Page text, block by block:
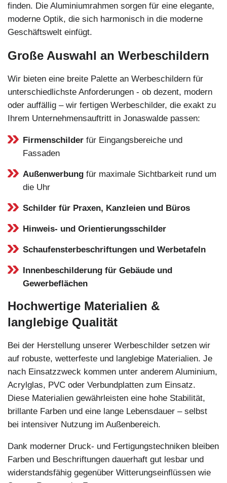
finden. Die Aluminiumrahmen sorgen für eine elegante,
moderne Optik, die sich harmonisch in die moderne
Geschäftswelt einfügt.
Große Auswahl an Werbeschildern
Wir bieten eine breite Palette an Werbeschildern für
unterschiedlichste Anforderungen - ob dezent, modern
oder auffällig – wir fertigen Werbeschilder, die exakt zu
Ihrem Unternehmensauftritt in Jonaswalde passen:
Firmenschilder für Eingangsbereiche und
Fassaden
Außenwerbung für maximale Sichtbarkeit rund um
die Uhr
Schilder für Praxen, Kanzleien und Büros
Hinweis- und Orientierungsschilder
Schaufensterbeschriftungen und Werbetafeln
Innenbeschilderung für Gebäude und
Gewerbeflächen
Hochwertige Materialien &
langlebige Qualität
Bei der Herstellung unserer Werbeschilder setzen wir
auf robuste, wetterfeste und langlebige Materialien. Je
nach Einsatzzweck kommen unter anderem Aluminium,
Acrylglas, PVC oder Verbundplatten zum Einsatz.
Diese Materialien gewährleisten eine hohe Stabilität,
brillante Farben und eine lange Lebensdauer – selbst
bei intensiver Nutzung im Außenbereich.
Dank moderner Druck- und Fertigungstechniken bleiben
Farben und Beschriftungen dauerhaft gut lesbar und
widerstandsfähig gegenüber Witterungseinflüssen wie